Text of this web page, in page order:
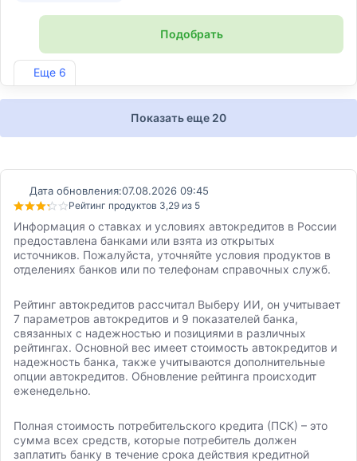
Еще 6
Подобрать
Лиц. №3473
Показать еще 20
Дата обновления:07.08.2026 09:45
Рейтинг продуктов 3,29 из 5
Информация о ставках и условиях автокредитов в России
предоставлена банками или взята из открытых
источников. Пожалуйста, уточняйте условия продуктов в
отделениях банков или по телефонам справочных служб.
Рейтинг автокредитов рассчитал Выберу ИИ, он учитывает
7 параметров автокредитов и 9 показателей банка,
связанных с надежностью и позициями в различных
рейтингах. Основной вес имеет стоимость автокредитов и
надежность банка, также учитываются дополнительные
опции автокредитов. Обновление рейтинга происходит
еженедельно.
Полная стоимость потребительского кредита (ПСК) – это
сумма всех средств, которые потребитель должен
заплатить банку в течение срока действия кредитной